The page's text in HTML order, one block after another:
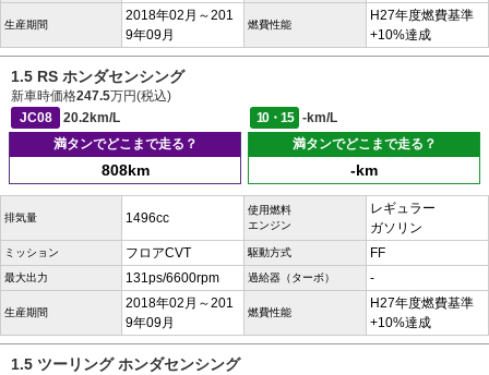
生産期間
2018年02月～201
9年09月
燃費性能
H27年度燃費基準
+10%達成
1.5 RS ホンダセンシング
新車時価格247.5万円(税込)
JC08
20.2km/L 10・15
-km/L
満タンでどこまで走る？
808km
満タンでどこまで走る？
-km
排気量 1496cc
使用燃料
エンジン
レギュラー
ガソリン
ミッション フロアCVT 駆動方式 FF
最大出力 131ps/6600rpm 過給器（ターボ） -
生産期間
2018年02月～201
9年09月
燃費性能
H27年度燃費基準
+10%達成
1.5 ツーリング ホンダセンシング